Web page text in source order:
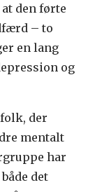
den førte
– to
en lang
og
der
mentalt
har
det